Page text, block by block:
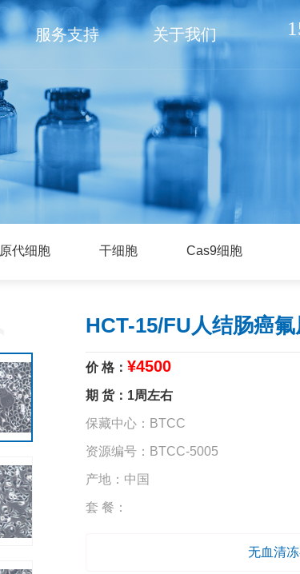
服务支持 关于我们
原代细胞 干细胞 Cas9细胞
HCT-15/FU人结肠癌
价 格： ¥4500
期 货：1周左右
保藏中心：BTCC
资源编号：BTCC-5005
产地：中国
套 餐：
无血清